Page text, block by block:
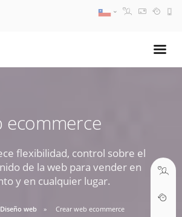
ecommerce
flexibilidad, control sobre el
de la web para vender en
y en cualquier lugar.
Diseño web Crear web ecommerce
AM A 18:30 PM
ABRIR TICKET